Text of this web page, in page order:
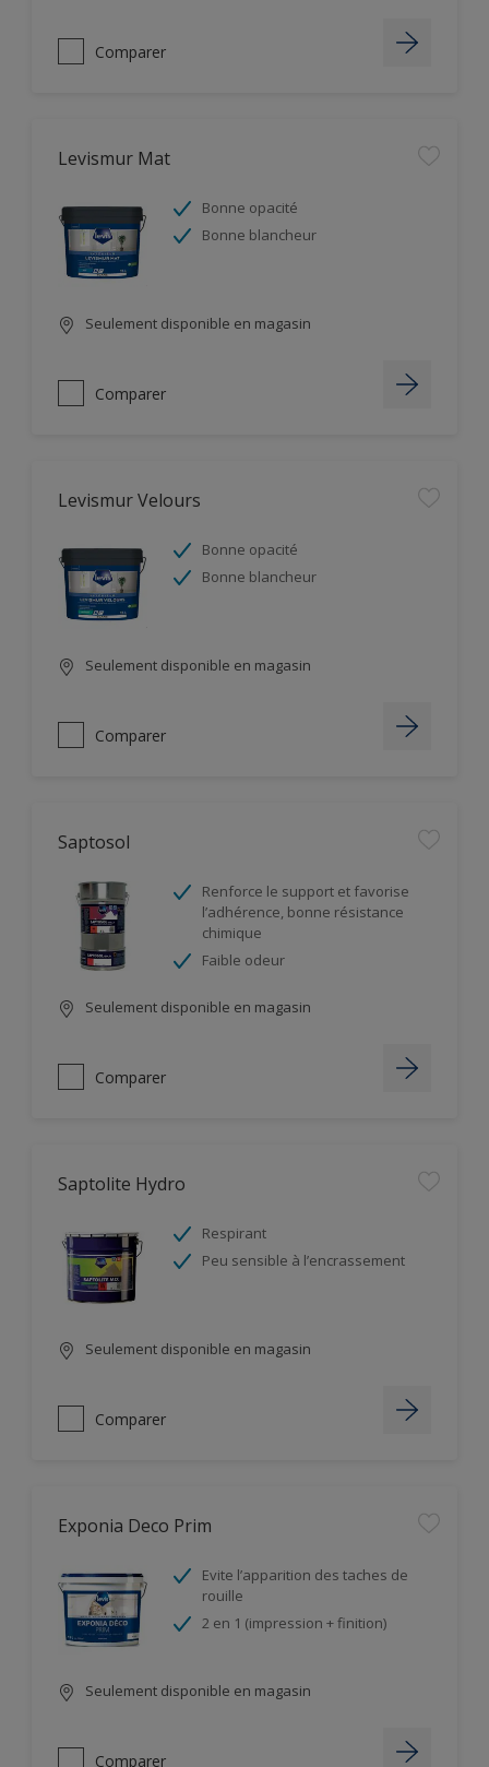
Comparer
Levismur Mat
Bonne opacité
Bonne blancheur
Seulement disponible en magasin
Comparer
Levismur Velours
Bonne opacité
Bonne blancheur
Seulement disponible en magasin
Comparer
Saptosol
Renforce le support et favorise
l’adhérence, bonne résistance
chimique
Faible odeur
Seulement disponible en magasin
Comparer
Saptolite Hydro
Respirant
Peu sensible à l’encrassement
Seulement disponible en magasin
Comparer
Exponia Deco Prim
Evite l’apparition des taches de
rouille
2 en 1 (impression + finition)
Seulement disponible en magasin
Comparer